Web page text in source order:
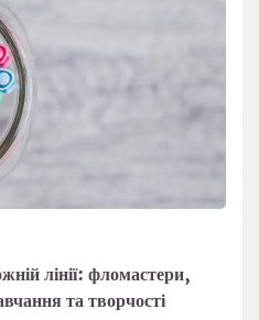
лінії: фломастери,
та творчості